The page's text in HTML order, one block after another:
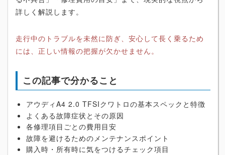
詳しく解説します。
走行中のトラブルを未然に防ぎ、安心して長く乗るため
には、正しい情報の把握が欠かせません。
この記事で分かること
アウディA4 2.0 TFSIクワトロの基本スペックと特徴
よくある故障症状とその原因
各修理項目ごとの費用目安
故障を避けるためのメンテナンスポイント
購入時・所有時に気をつけるチェック項目